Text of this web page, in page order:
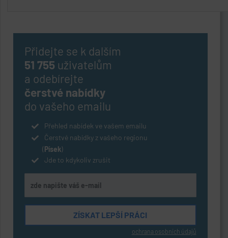
Přidejte se k dalším
51 755 uživatelům
a odebírejte
čerstvé nabídky
do vašeho emailu
Přehled nabídek ve vašem emailu
Čerstvé nabídky z vašeho regionu
(Písek)
Jde to kdykoliv zrušit
ochrana osobních údajů